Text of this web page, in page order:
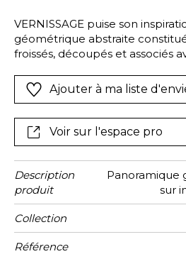
VERNISSAGE puise son
géométrique abstraite
froissés, découpés et associés
il restitue l’intensité des teintes
création originale. Composé de
deux versions. L’une est
teintes naturelles, l’autre
palette de verts profonds.
Ajouter à ma liste
Voir sur l'espace pro
Description
produit
Panoramique
sur
Collection
Référence